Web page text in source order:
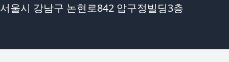
서울시 강남구 논현로842 압구정빌딩3층